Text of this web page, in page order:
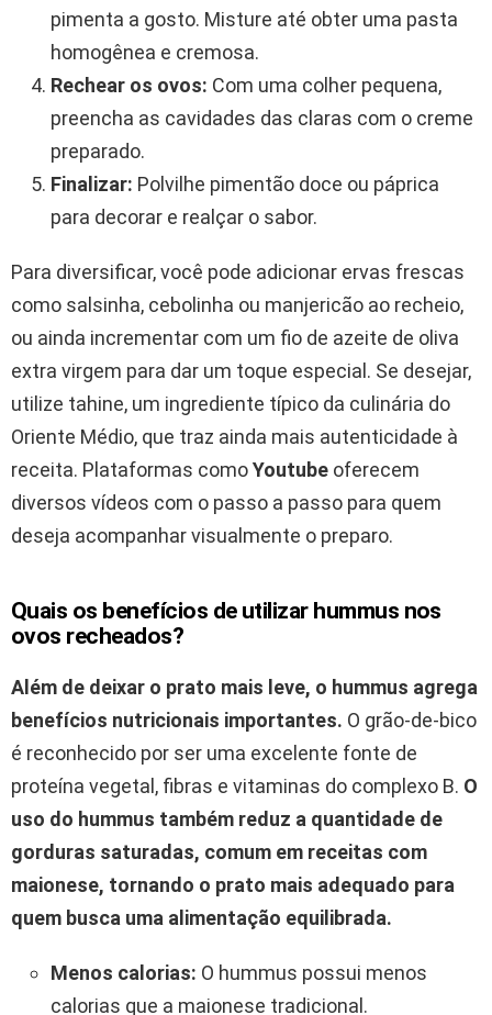
pimenta a gosto. Misture até obter uma pasta
homogênea e cremosa.
Rechear os ovos: Com uma colher pequena,
preencha as cavidades das claras com o creme
preparado.
Finalizar: Polvilhe pimentão doce ou páprica
para decorar e realçar o sabor.
Para diversificar, você pode adicionar ervas frescas
como salsinha, cebolinha ou manjericão ao recheio,
ou ainda incrementar com um fio de azeite de oliva
extra virgem para dar um toque especial. Se desejar,
utilize tahine, um ingrediente típico da culinária do
Oriente Médio, que traz ainda mais autenticidade à
receita. Plataformas comoYoutube oferecem
diversos vídeos com o passo a passo para quem
deseja acompanhar visualmente o preparo.
Quais os benefícios de utilizar hummus nos
ovos recheados?
Além de deixar o prato mais leve, o hummus agrega
benefícios nutricionais importantes. O grão-de-bico
é reconhecido por ser uma excelente fonte de
proteína vegetal, fibras e vitaminas do complexo B. O
uso do hummus também reduz a quantidade de
gorduras saturadas, comum em receitas com
maionese, tornando o prato mais adequado para
quem busca uma alimentação equilibrada.
Menos calorias: O hummus possui menos
calorias que a maionese tradicional.